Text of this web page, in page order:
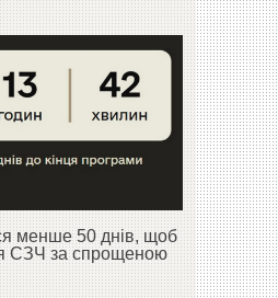
менше 50 днів, щоб
СЗЧ за спрощеною